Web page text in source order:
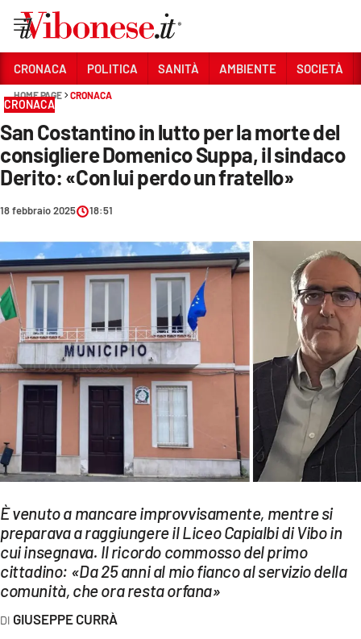
Sezioni
CRONACA
POLITICA
SOCIETÀ
ECONOMIA E LAVORO
EVENTI
SPORT
Streaming
LAC TV
LAC NETWORK
LAC ONAIR
LaC
CRONACA POLITICA SANITÀ AMBIENTE SOCIETÀ
HOME PAGE CRONACA
CRONACA
San Costantino in lutto per la morte del
consigliere Domenico Suppa, il sindaco
Derito: «Con lui perdo un fratello»
18 febbraio 2025 18:51
È venuto a mancare improvvisamente, mentre si
preparava a raggiungere il Liceo Capialbi di Vibo in
cui insegnava. Il ricordo commosso del primo
cittadino: «Da 25 anni al mio fianco al servizio della
comunità, che ora resta orfana»
GIUSEPPE CURRÀ